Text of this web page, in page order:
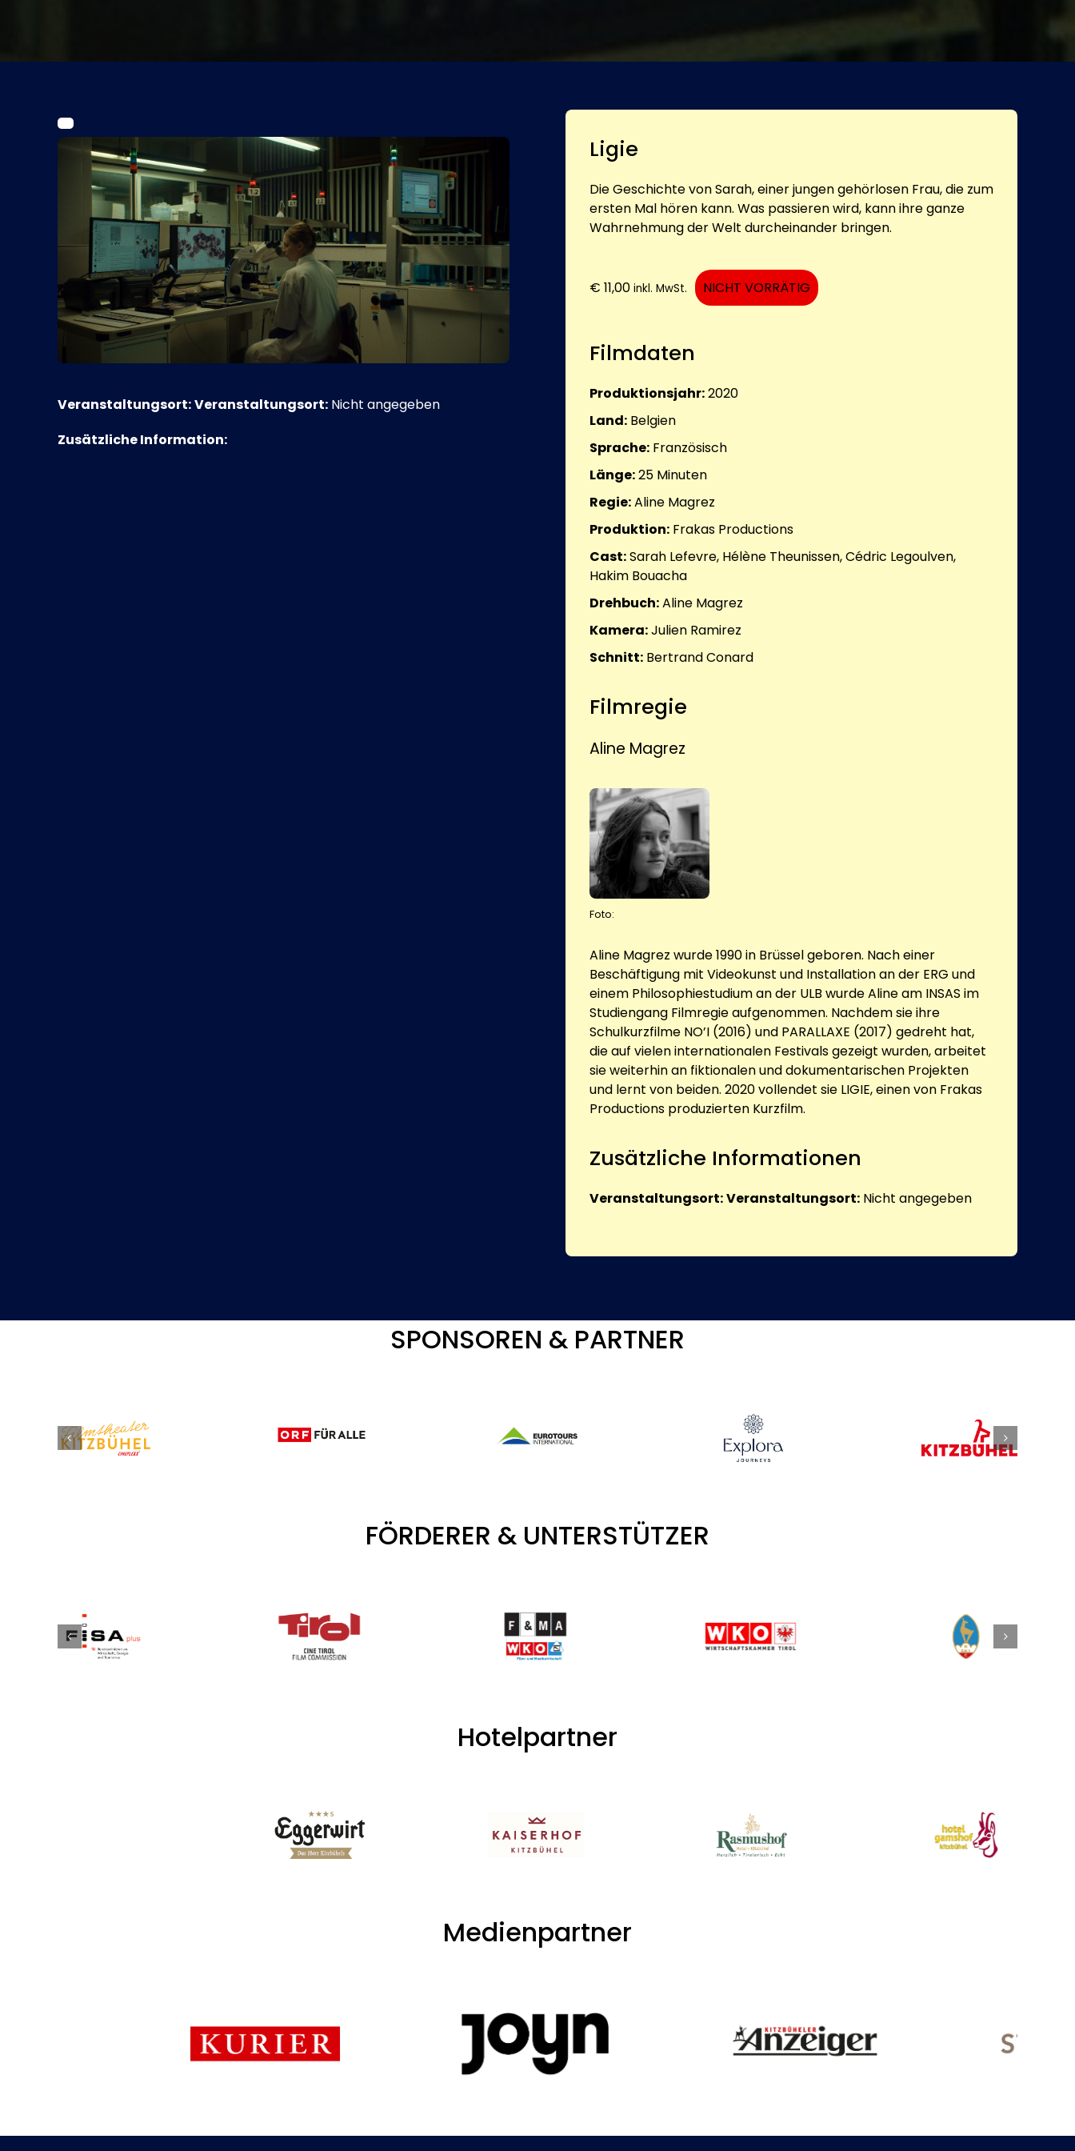
Veranstaltungsort:Veranstaltungsort: Nicht angegeben
Zusätzliche Information:
Ligie
Die Geschichte von Sarah, einer jungen gehörlosen Frau, die zum
ersten Mal hören kann. Was passieren wird, kann ihre ganze
Wahrnehmung der Welt durcheinander bringen.
€ 11,00 inkl. MwSt. NICHT VORRÄTIG
Filmdaten
Produktionsjahr:2020
Land: Belgien
Sprache: Französisch
Länge:25 Minuten
Regie:Aline Magrez
Produktion: Frakas Productions
Cast:Sarah Lefevre, Hélène Theunissen, Cédric Legoulven,
Hakim Bouacha
Drehbuch:Aline Magrez
Kamera:Julien Ramirez
Schnitt: Bertrand Conard
Filmregie
Aline Magrez
Foto:
Aline Magrez wurde 1990 in Brüssel geboren. Nach einer
Beschäftigung mit Videokunst und Installation an der ERG und
einem Philosophiestudium an der ULB wurde Aline am INSAS im
Studiengang Filmregie aufgenommen. Nachdem sie ihre
Schulkurzfilme NO’I (2016) und PARALLAXE (2017) gedreht hat,
die auf vielen internationalen Festivals gezeigt wurden, arbeitet
sie weiterhin an fiktionalen und dokumentarischen Projekten
und lernt von beiden. 2020 vollendet sie LIGIE, einen von Frakas
Productions produzierten Kurzfilm.
Zusätzliche Informationen
Veranstaltungsort:Veranstaltungsort: Nicht angegeben
SPONSOREN & PARTNER
FÖRDERER & UNTERSTÜTZER
Hotelpartner
Medienpartner